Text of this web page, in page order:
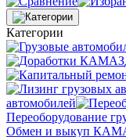
Категории
автомобилей
Переоборудование
Обмен и выкуп